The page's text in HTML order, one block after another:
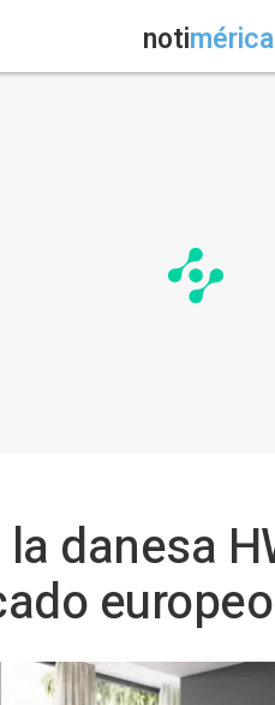
notimérica
danesa